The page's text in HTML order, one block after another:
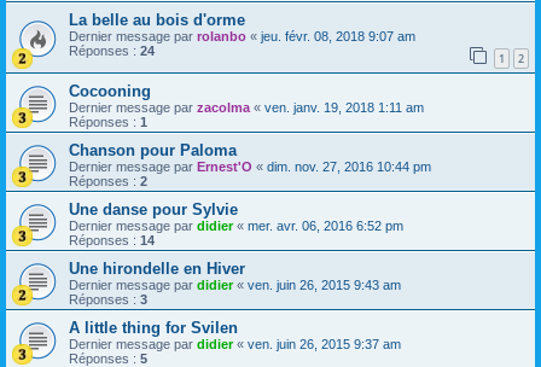
La belle au bois d'orme
Dernier message par rolanbo « jeu. févr. 08, 2018 9:07 am
Réponses : 24 1 2
Cocooning
Dernier message par zacolma « ven. janv. 19, 2018 1:11 am
Réponses : 1
Chanson pour Paloma
Dernier message par Ernest'O « dim. nov. 27, 2016 10:44 pm
Réponses : 2
Une danse pour Sylvie
Dernier message par didier« mer. avr. 06, 2016 6:52 pm
Réponses : 14
Une hirondelle en Hiver
Dernier message par didier« ven. juin 26, 2015 9:43 am
Réponses : 3
A little thing for Svilen
Dernier message par didier« ven. juin 26, 2015 9:37 am
Réponses : 5